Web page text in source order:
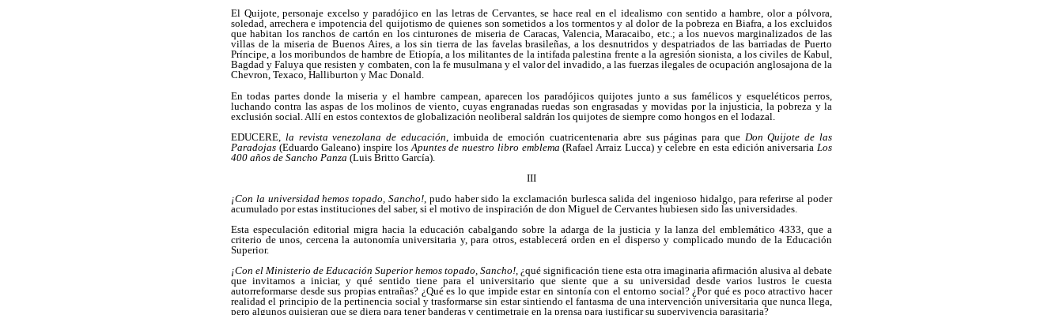
El Quijote, personaje excelso y paradójico en las letras de Cervantes, se hace real en el idealismo con sentido a hambre, olor a pólvora,
soledad, arrechera e impotencia del quijotismo de quienes son sometidos a los tormentos y al dolor de la pobreza en Biafra, a los excluidos
que habitan los ranchos de cartón en los cinturones de miseria de Caracas, Valencia, Maracaibo, etc.; a los nuevos marginalizados de las
villas de la miseria de Buenos Aires, a los sin tierra de las favelas brasileñas, a los desnutridos y despatriados de las barriadas de Puerto
Príncipe, a los moribundos de hambre de Etiopía, a los militantes de la intifada palestina frente a la agresión sionista, a los civiles de Kabul,
Bagdad y Faluya que resisten y combaten, con la fe musulmana y el valor del invadido, a las fuerzas ilegales de ocupación anglosajona de la
Chevron, Texaco, Halliburton y Mac Donald.
En todas partes donde la miseria y el hambre campean, aparecen los paradójicos quijotes junto a sus famélicos y esqueléticos perros,
luchando contra las aspas de los molinos de viento, cuyas engranadas ruedas son engrasadas y movidas por la injusticia, la pobreza y la
exclusión social. Allí en estos contextos de globalización neoliberal saldrán los quijotes de siempre como hongos en el lodazal.
EDUCERE, la revista venezolana de educación , imbuida de emoción cuatricentenaria abre sus páginas para que Don Quijote de las
Paradojas (Eduardo Galeano) inspire los Apuntes de nuestro libro emblema (Rafael Arraiz Lucca) y celebre en esta edición aniversaria Los
400 años de Sancho Panza (Luis Britto García).
III
¡Con la universidad hemos topado, Sancho!, pudo haber sido la exclamación burlesca salida del ingenioso hidalgo, para referirse al poder
acumulado por estas instituciones del saber, si el motivo de inspiración de don Miguel de Cervantes hubiesen sido las universidades.
Esta especulación editorial migra hacia la educación cabalgando sobre la adarga de la justicia y la lanza del emblemático 4333, que a
criterio de unos, cercena la autonomía universitaria y, para otros, establecerá orden en el disperso y complicado mundo de la Educación
Superior.
¡Con el Ministerio de Educación Superior hemos topado, Sancho!, ¿qué significación tiene esta otra imaginaria afirmación alusiva al debate
que invitamos a iniciar, y qué sentido tiene para el universitario que siente que a su universidad desde varios lustros le cuesta
autorreformarse desde sus propias entrañas? ¿Qué es lo que impide estar en sintonía con el entorno social? ¿Por qué es poco atractivo hacer
realidad el principio de la pertinencia social y trasformarse sin estar sintiendo el fantasma de una intervención universitaria que nunca llega,
pero algunos quisieran que se diera para tener banderas y centimetraje en la prensa para justificar su supervivencia parasitaria?